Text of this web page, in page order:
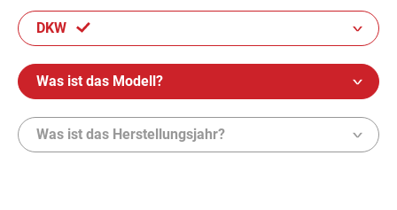
DIE MARKE
Konto
IT
DKW
Was ist das Modell?
Was ist das Herstellungsjahr?